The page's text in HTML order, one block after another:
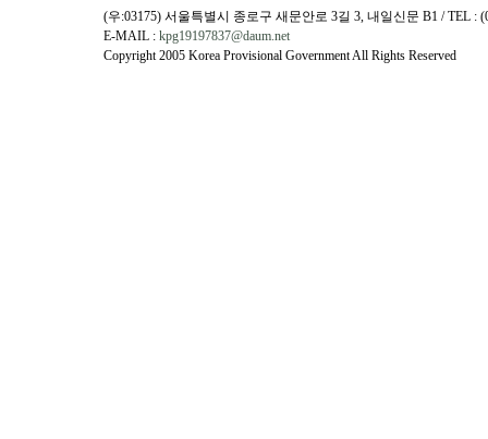
(우:03175) 서울특별시 종로구 새문안로 3길 3, 내일신문 B1 / TEL :
E-MAIL : kpg19197837@daum.net
Copyright 2005 Korea Provisional Government All Rights Reserved